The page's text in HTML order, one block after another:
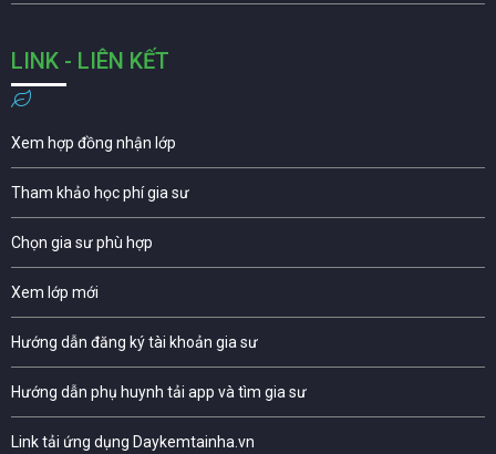
LINK - LIÊN KẾT
Xem hợp đồng nhận lớp
Tham khảo học phí gia sư
Chọn gia sư phù hợp
Xem lớp mới
Hướng dẫn đăng ký tài khoản gia sư
Hướng dẫn phụ huynh tải app và tìm gia sư
Link tải ứng dụng Daykemtainha.vn